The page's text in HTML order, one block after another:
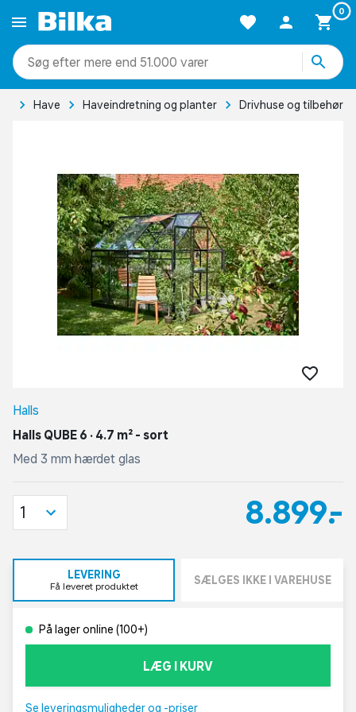
0
mere end 51.000 varer
Have Haveindretning og planter Drivhuse og tilbehør
Halls
Halls QUBE 6 · 4.7 m² - sort
Med 3 mm hærdet glas
8.899,-
1
LEVERING
Få leveret produktet SÆLGES IKKE I VAREHUSE
På lager online (100+)
LÆG I KURV
Se leveringsmuligheder og -priser